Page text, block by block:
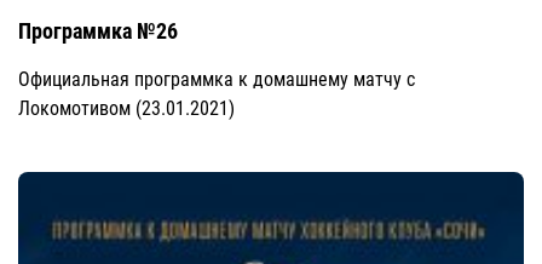
Программка №26
Официальная программка к домашнему матчу с
Локомотивом (23.01.2021)